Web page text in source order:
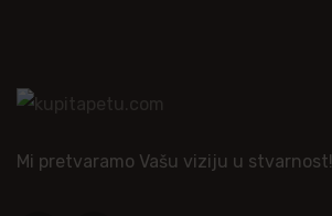
Mi pretvaramo Vašu viziju u stvarnost!